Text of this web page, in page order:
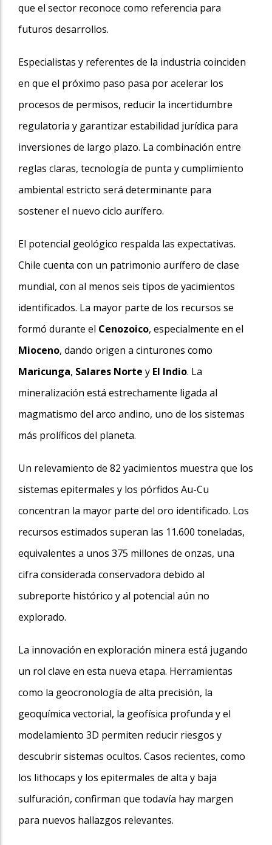
que el sector reconoce como referencia para
futuros desarrollos.
Especialistas y referentes de la industria coinciden
en que el próximo paso pasa por acelerar los
procesos de permisos, reducir la incertidumbre
regulatoria y garantizar estabilidad jurídica para
inversiones de largo plazo. La combinación entre
reglas claras, tecnología de punta y cumplimiento
ambiental estricto será determinante para
sostener el nuevo ciclo aurífero.
El potencial geológico respalda las expectativas.
Chile cuenta con un patrimonio aurífero de clase
mundial, con al menos seis tipos de yacimientos
identificados. La mayor parte de los recursos se
formó durante el Cenozoico, especialmente en el
Mioceno, dando origen a cinturones como
Maricunga, Salares Norte y El Indio. La
mineralización está estrechamente ligada al
magmatismo del arco andino, uno de los sistemas
más prolíficos del planeta.
Un relevamiento de 82 yacimientos muestra que los
sistemas epitermales y los pórfidos Au-Cu
concentran la mayor parte del oro identificado. Los
recursos estimados superan las 11.600 toneladas,
equivalentes a unos 375 millones de onzas, una
cifra considerada conservadora debido al
subreporte histórico y al potencial aún no
explorado.
La innovación en exploración minera está jugando
un rol clave en esta nueva etapa. Herramientas
como la geocronología de alta precisión, la
geoquímica vectorial, la geofísica profunda y el
modelamiento 3D permiten reducir riesgos y
descubrir sistemas ocultos. Casos recientes, como
los lithocaps y los epitermales de alta y baja
sulfuración, confirman que todavía hay margen
para nuevos hallazgos relevantes.